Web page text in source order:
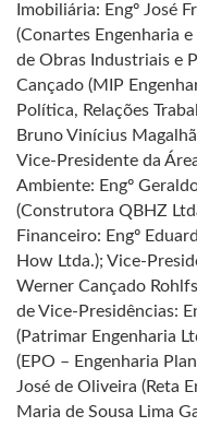
Imobiliária: Engº José
(Conartes Engenharia
de Obras Industriais e
Cançado (MIP
Política, Relações
Bruno Vinícius
Vice-Presidente da
Ambiente: Engº
(Construtora QBHZ
Financeiro: Engº
How Ltda.); Vice-
Werner Cançado
de Vice-Presidências:
(Patrimar Engenharia
(EPO – Engenharia
José de Oliveira (Reta
Maria de Sousa Lima